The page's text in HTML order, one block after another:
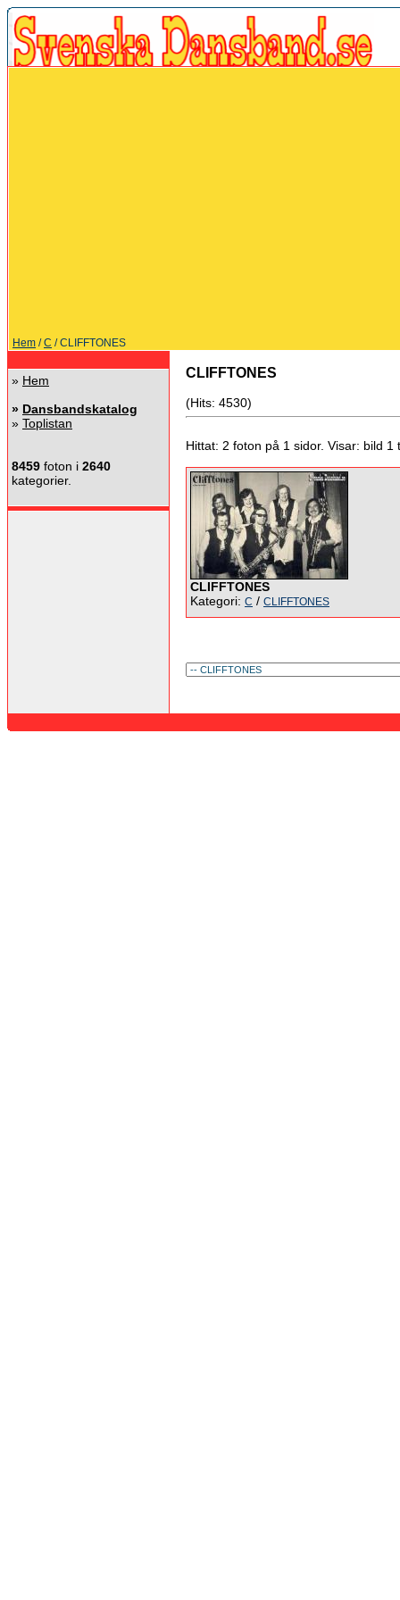
Hem /C / CLIFFTONES
» Hem
» Dansbandskatalog
» Toplistan
8459 foton i 2640
kategorier.
CLIFFTONES
(Hits: 4530)
Hittat: 2 foton på 1 sidor. Visar: bild 1
CLIFFTONES
Kategori: C / CLIFFTONES